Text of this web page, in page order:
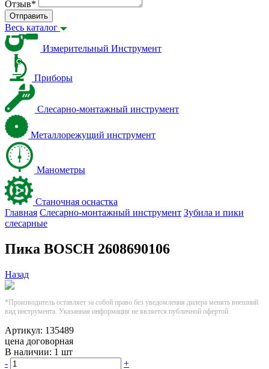
Отзыв*
Отправить
Весь каталог
Измерительный Инструмент
Приборы
Слесарно-монтажный инструмент
Металлорежущий инструмент
Манометры
Станочная оснастка
Главная Слесарно-монтажный инструмент Зубила и пики
слесарные
Пика BOSCH 2608690106
Назад
*Производитель оставляет за собой право без уведомления дилера менять внешний
вид инструмента. Указанная информация не является публичной офертой.
Артикул: 135489
цена договорная
В наличии: 1 шт
-
+